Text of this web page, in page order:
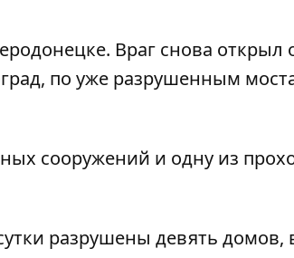
Враг снова открыл
по уже разрушенным
сооружений и одну из
разрушены девять домов,